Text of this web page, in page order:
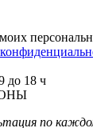
до 18 ч